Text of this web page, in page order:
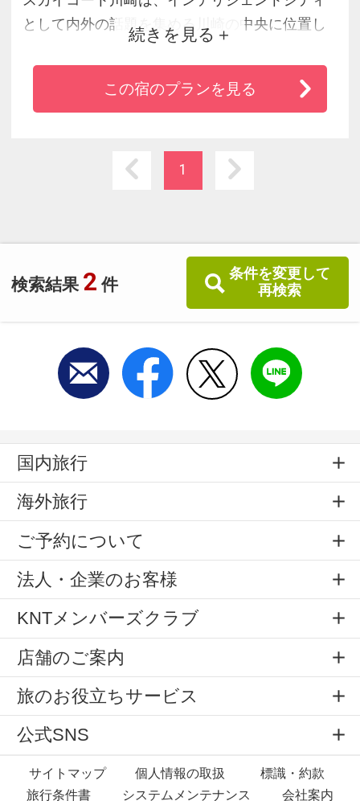
検索結果 2 件
条件を変更して
再検索
として内外の話題を集める川崎の中央に位置し
ています。東京へ１８分、横浜へ８分というフ
ットワークの良さ。京浜をビジネスエリアとし
てご活躍の皆様に、快適なひとときをお届けし
後泊でのご利用にも最適です。
続きを見る
この宿のプランを見る
1
国内旅行
海外旅行
ご予約について
法人・企業のお客様
KNTメンバーズクラブ
店舗のご案内
旅のお役立ちサービス
公式SNS
サイトマップ 個人情報の取扱
標識・約款
旅行条件書
システムメンテナンス 会社案内